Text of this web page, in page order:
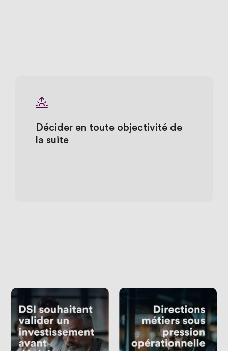
Décider en toute objectivité de
la suite